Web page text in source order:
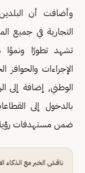
وأضافت أن
التجارية في جميع
تشهد تطورًا
الإجراءات والحوافز
الوطني, إضافة إلى
بالدخول إلى
ضمن مستهدفات رؤية
ناقش الخبر مع الذكاء